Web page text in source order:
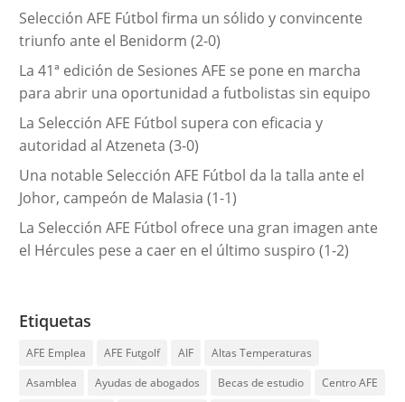
a
s
Selección AFE Fútbol firma un sólido y convincente
triunfo ante el Benidorm (2-0)
La 41ª edición de Sesiones AFE se pone en marcha
para abrir una oportunidad a futbolistas sin equipo
La Selección AFE Fútbol supera con eficacia y
autoridad al Atzeneta (3-0)
Una notable Selección AFE Fútbol da la talla ante el
Johor, campeón de Malasia (1-1)
La Selección AFE Fútbol ofrece una gran imagen ante
el Hércules pese a caer en el último suspiro (1-2)
Etiquetas
AFE Emplea AFE Futgolf AIF
Altas Temperaturas
Asamblea
Ayudas de abogados Becas de estudio
Centro AFE